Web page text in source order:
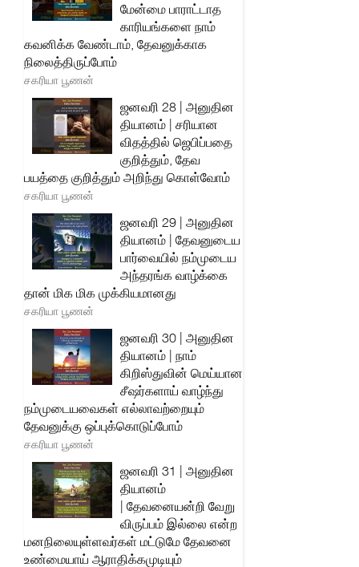
மேன்மை பாராட்டாத
காரியங்களை நாம்
கவனிக்க வேண்டாம், தேவனுக்காக
நிலைத்திருப்போம்
சகரியா பூணன்
ஜனவரி 28 | அனுதின
தியானம் | சரியான
விதத்தில் ஜெபிப்பதை
குறித்தும், தேவ
பயத்தை குறித்தும் அறிந்து கொள்வோம்
சகரியா பூணன்
ஜனவரி 29 | அனுதின
தியானம் | தேவனுடைய
பார்வையில் நம்முடைய
அந்தரங்க வாழ்க்கை
தான் மிக மிக முக்கியமானது
சகரியா பூணன்
ஜனவரி 30 | அனுதின
தியானம் | நாம்
கிறிஸ்துவின் மெய்யான
சீஷர்களாய் வாழ்ந்து
நம்முடையவைகள் எல்லாவற்றையும்
தேவனுக்கு ஒப்புக்கொடுப்போம்
சகரியா பூணன்
ஜனவரி 31 | அனுதின
தியானம்
| தேவனையன்றி வேறு
விருப்பம் இல்லை என்ற
மனநிலையுள்ளவர்கள் மட்டுமே தேவனை
உண்மையாய் ஆராதிக்கமுடியும்